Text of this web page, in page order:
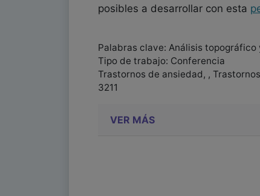
posibles a desarrollar con esta
Palabras clave: Análisis
Tipo de trabajo: Conferencia
Trastornos de ansiedad, ,
3211
VER MÁS